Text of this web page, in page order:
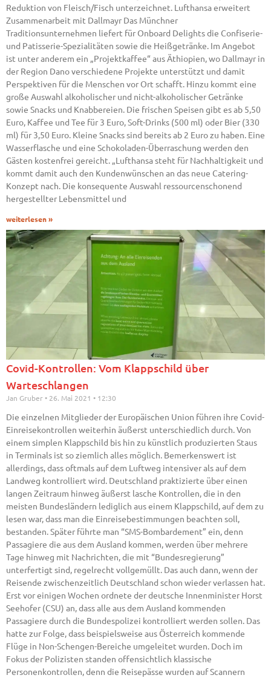
Reduktion von Fleisch/Fisch unterzeichnet. Lufthansa erweitert
Zusammenarbeit mit Dallmayr Das Münchner
Traditionsunternehmen liefert für Onboard Delights die Confiserie-
und Patisserie-Spezialitäten sowie die Heißgetränke. Im Angebot
ist unter anderem ein „Projektkaffee“ aus Äthiopien, wo Dallmayr in
der Region Dano verschiedene Projekte unterstützt und damit
Perspektiven für die Menschen vor Ort schafft. Hinzu kommt eine
große Auswahl alkoholischer und nicht-alkoholischer Getränke
sowie Snacks und Knabbereien. Die frischen Speisen gibt es ab 5,50
Euro, Kaffee und Tee für 3 Euro, Soft-Drinks (500 ml) oder Bier (330
ml) für 3,50 Euro. Kleine Snacks sind bereits ab 2 Euro zu haben. Eine
Wasserflasche und eine Schokoladen-Überraschung werden den
Gästen kostenfrei gereicht. „Lufthansa steht für Nachhaltigkeit und
kommt damit auch den Kundenwünschen an das neue Catering-
Konzept nach. Die konsequente Auswahl ressourcenschonend
hergestellter Lebensmittel und
weiterlesen »
Covid-Kontrollen: Vom Klappschild über
Warteschlangen
Jan Gruber 26. Mai 2021 12:30
Die einzelnen Mitglieder der Europäischen Union führen ihre Covid-
Einreisekontrollen weiterhin äußerst unterschiedlich durch. Von
einem simplen Klappschild bis hin zu künstlich produzierten Staus
in Terminals ist so ziemlich alles möglich. Bemerkenswert ist
allerdings, dass oftmals auf dem Luftweg intensiver als auf dem
Landweg kontrolliert wird. Deutschland praktizierte über einen
langen Zeitraum hinweg äußerst lasche Kontrollen, die in den
meisten Bundesländern lediglich aus einem Klappschild, auf dem zu
lesen war, dass man die Einreisebestimmungen beachten soll,
bestanden. Später führte man “SMS-Bombardement” ein, denn
Passagiere die aus dem Ausland kommen, werden über mehrere
Tage hinweg mit Nachrichten, die mit “Bundesregierung”
unterfertigt sind, regelrecht vollgemüllt. Das auch dann, wenn der
Reisende zwischenzeitlich Deutschland schon wieder verlassen hat.
Erst vor einigen Wochen ordnete der deutsche Innenminister Horst
Seehofer (CSU) an, dass alle aus dem Ausland kommenden
Passagiere durch die Bundespolizei kontrolliert werden sollen. Das
hatte zur Folge, dass beispielsweise aus Österreich kommende
Flüge in Non-Schengen-Bereiche umgeleitet wurden. Doch im
Fokus der Polizisten standen offensichtlich klassische
Personenkontrollen, denn die Reisepässe wurden auf Scannern